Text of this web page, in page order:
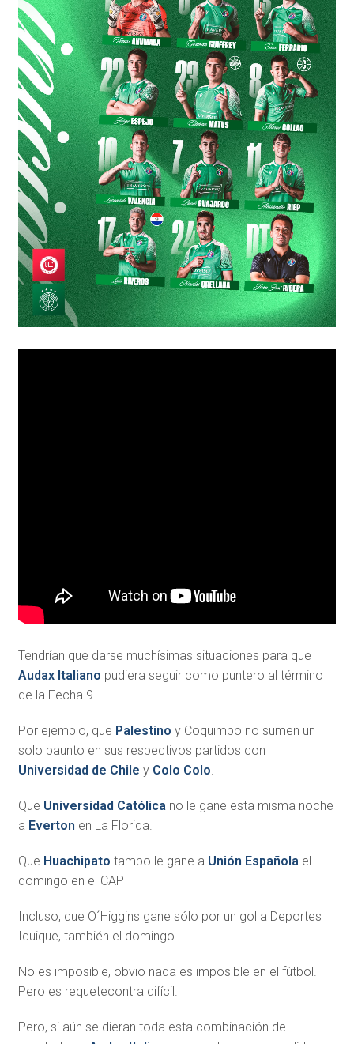
Tendrían que darse muchísimas situaciones para que
Audax Italiano pudiera seguir como puntero al término
de la Fecha 9
Por ejemplo, que Palestino y Coquimbo no sumen un
solo paunto en sus respectivos partidos con
Universidad de Chile y Colo Colo
Que Universidad Católica no le gane esta misma noche
a Everton en La Florida.
Que Huachipato tampo le gane a Unión Española el
domingo en el CAP
Incluso, que O´Higgins gane sólo por un gol a Deportes
Iquique, también el domingo.
No es imposible, obvio nada es imposible en el fútbol.
Pero es requetecontra difícil.
Pero, si aún se dieran toda esta combinación de